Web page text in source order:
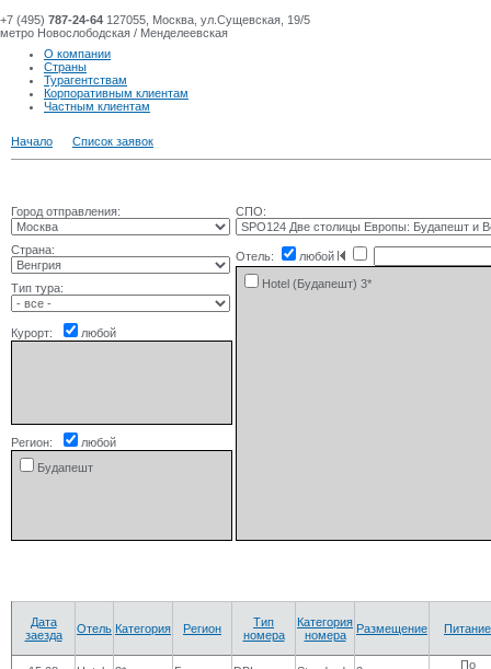
+7 (495) 787-24-64 127055, Москва, ул.Сущевская, 19/5
метро Новослободская / Менделеевская
О компании
Страны
Турагентствам
Корпоративным клиентам
Частным клиентам
Начало Список заявок
Город отправления:
Страна:
Тип тура:
Курорт: любой
Регион:
любой
Будапешт
СПО:
Отель: любой
Hotel (Будапешт) 3*
Дата
заезда
Отель Категория Регион
Тип
номера
Категория
номера
Размещение Питание
По